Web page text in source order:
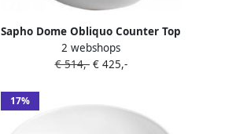
Sapho Dome Obliquo Counter Top
Keramische Wastafel hoog Ø 44
5cm wit
2 webshops
€ 514,-€ 425,-
17%